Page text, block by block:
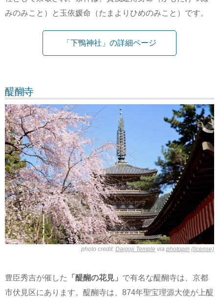
みのみこと）と玉依媛命（たまよりひめのみこと）です。
「下鴨神社」の詳細ページ
醍醐寺
photo credit: Daigoji Temple via photopin (license)
豊臣秀吉が催した 「醍醐の花見」 で有名な醍醐寺は、京都
市伏見区にあります。醍醐寺は、874年聖宝理源大使が上醍